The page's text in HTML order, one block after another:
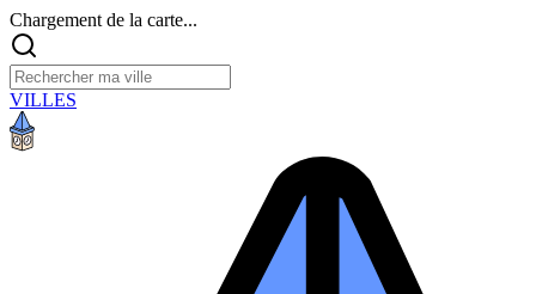
Chargement de la carte...
VILLES